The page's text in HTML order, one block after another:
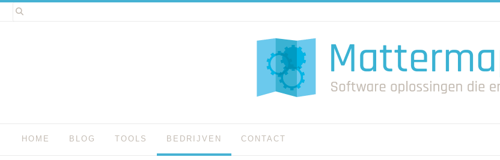
Spring
naar
HOME BLOG TOOLS BEDRIJVEN CONTACT